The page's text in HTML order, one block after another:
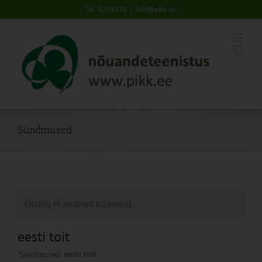
to
Tel: 5201078 | info@pikk.ee
Sündmused
Otsing ei andnud tulemusi.
eesti toit
Sündmused eesti toit